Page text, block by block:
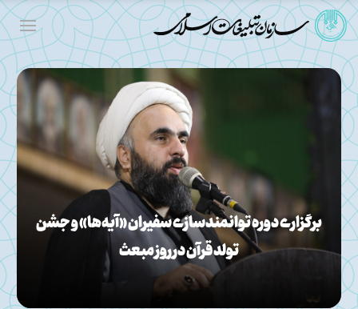
برگزاری دوره توانمندسازی سفیران «آیه‌ها» و جشن
تولد قرآن در روز مبعث